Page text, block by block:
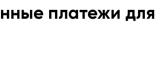
платежи для